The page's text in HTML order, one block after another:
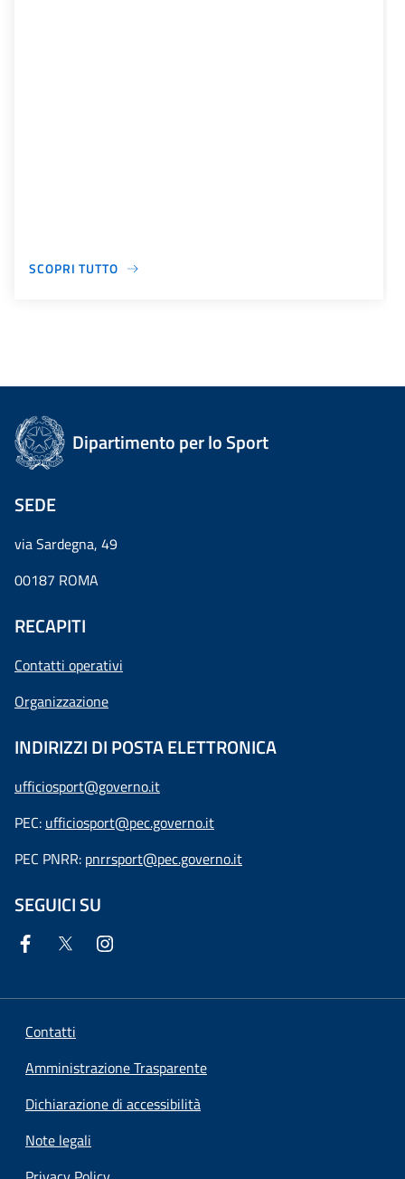
SCOPRI TUTTO
Dipartimento per lo Sport
SEDE
via Sardegna, 49
00187 ROMA
RECAPITI
Contatti operativi
Organizzazione
INDIRIZZI DI POSTA ELETTRONICA
ufficiosport@governo.it
PEC: ufficiosport@pec.governo.it
PEC PNRR: pnrrsport@pec.governo.it
SEGUICI SU
Contatti
Amministrazione Trasparente
Dichiarazione di accessibilità
Note legali